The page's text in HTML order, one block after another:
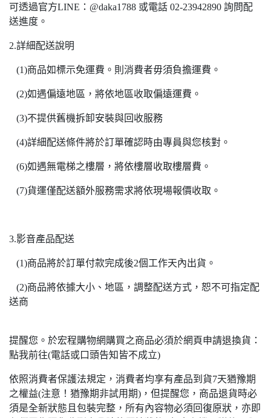
可透過官方LINE：@daka1788 或電話 02-23942890 詢問配
送進度。
2.詳細配送說明
(1)商品如標示免運費。則消費者毋須負擔運費。
(2)如遇偏遠地區，將依地區收取偏遠運費。
(3)不提供舊機拆卸安裝與回收服務
(4)詳細配送條件將於訂單確認時由專員與您核對。
(6)如遇無電梯之樓層，將依樓層收取樓層費。
(7)貨運僅配送額外服務需求將依現場報價收取。
3.影音產品配送
(1)商品將於訂單付款完成後2個工作天內出貨。
(2)商品將依據大小、地區，調整配送方式，恕不可指定配
送商
提醒您。於宏程購物網購買之商品必須於網頁申請退換貨：
點我前往(電話或口頭告知皆不成立)
依照消費者保護法規定，消費者均享有產品到貨7天猶豫期
之權益(注意！猶豫期非試用期)，但提醒您，商品退貨時必
須是全新狀態且包裝完整，所有內容物必須回復原狀，亦即